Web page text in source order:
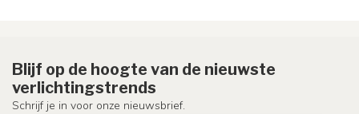
Blijf op de hoogte van de nieuwste
verlichtingstrends
Schrijf je in voor onze nieuwsbrief.